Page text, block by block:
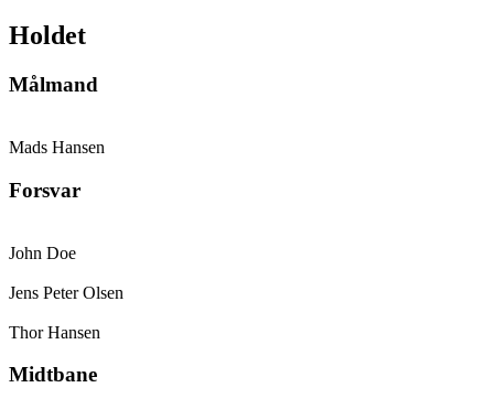
Holdet
Målmand
Mads Hansen
Forsvar
John Doe
Jens Peter Olsen
Thor Hansen
Midtbane